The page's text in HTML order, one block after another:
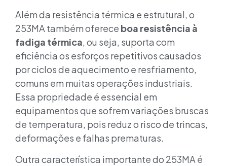
Além da resistência térmica e estrutural, o
253MA também oferece boa resistência à
fadiga térmica, ou seja, suporta com
eficiência os esforços repetitivos causados
por ciclos de aquecimento e resfriamento,
comuns em muitas operações industriais.
Essa propriedade é essencial em
equipamentos que sofrem variações bruscas
de temperatura, pois reduz o risco de trincas,
deformações e falhas prematuras.
Outra característica importante do 253MA é